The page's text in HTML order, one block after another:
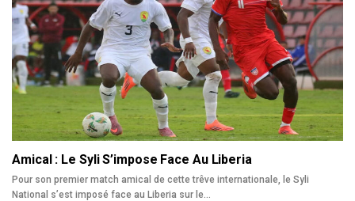
Amical : Le Syli S’impose Face Au Liberia
Pour son premier match amical de cette trêve internationale, le Syli
National s’est imposé face au Liberia sur le…